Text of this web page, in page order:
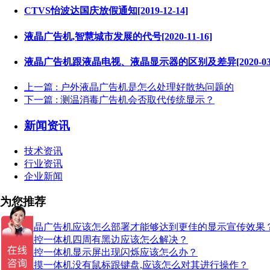
CTVS怡波达国庆放假通知[2019-12-14]
液晶广告机,智慧城市发展的代号[2020-11-16]
液晶广告机跟液晶电视、液晶显示器的区别及差异[2020-
上一篇 : 户外液晶广告机是怎么处理好散热问题的
下一篇 : 测温消毒广告机会否取代传统显示？
新闻资讯
技术资讯
行业资讯
企业新闻
为您推荐
液晶广告机应该怎么部署才能够达到更佳的显示宣传效果
触控一体机四周有黑边应该怎么解决？
触控一体机显示屏出现闪烁应该怎么办？
触摸一体机没有鼠标跟键盘,应该怎么对其进行操作？